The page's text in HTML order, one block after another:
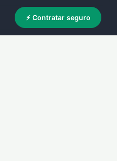
⚡ Contratar seguro